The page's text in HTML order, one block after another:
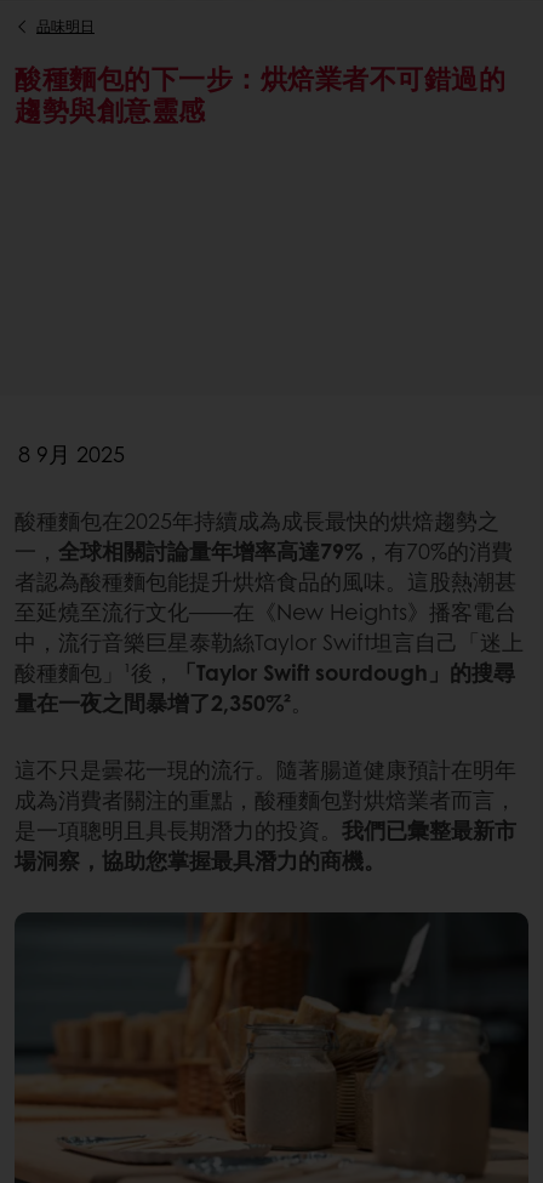
品味明日
酸種麵包的下一步：烘焙業者不可錯過的
趨勢與創意靈感
8 9月 2025
酸種麵包在2025年持續成為成長最快的烘焙趨勢之
一， 全球相關討論量年增率高達79% ，有70%的消費
者認為酸種麵包能提升烘焙食品的風味。這股熱潮甚
至延燒至流行文化——在《New Heights》播客電台
中，流行音樂巨星泰勒絲Taylor Swift坦言自己「迷上
酸種麵包」¹後，
「Taylor Swift sourdough」的搜尋
量在一夜之間暴增了2,350%²。
這不只是曇花一現的流行。隨著腸道健康預計在明年
成為消費者關注的重點，酸種麵包對烘焙業者而言，
是一項聰明且具長期潛力的投資。 我們已彙整最新市
場洞察，協助您掌握最具潛力的商機。